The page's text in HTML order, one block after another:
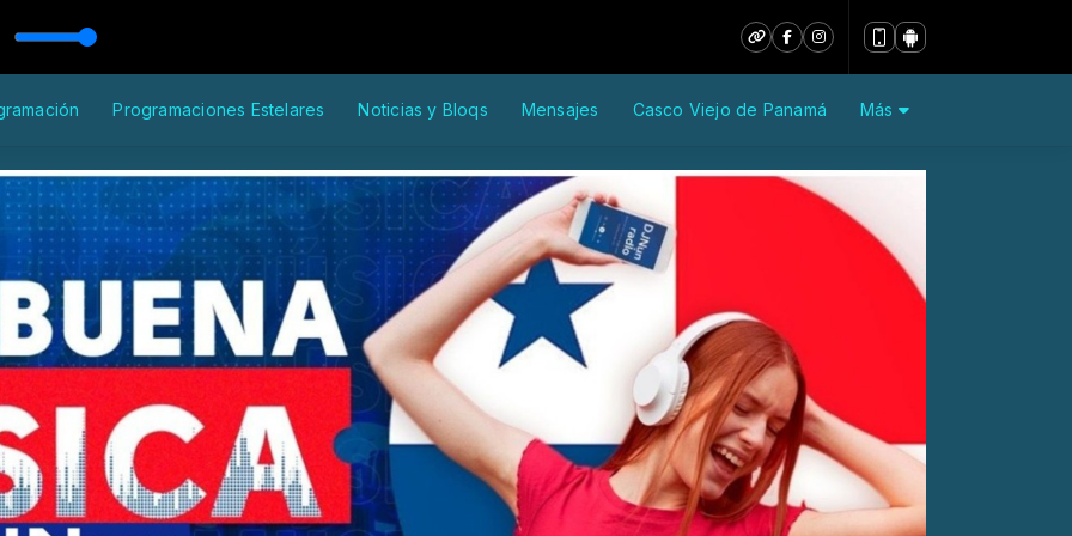
Programaciones Estelares Noticias y Bloqs Mensajes Casco Viejo de Panamá Más